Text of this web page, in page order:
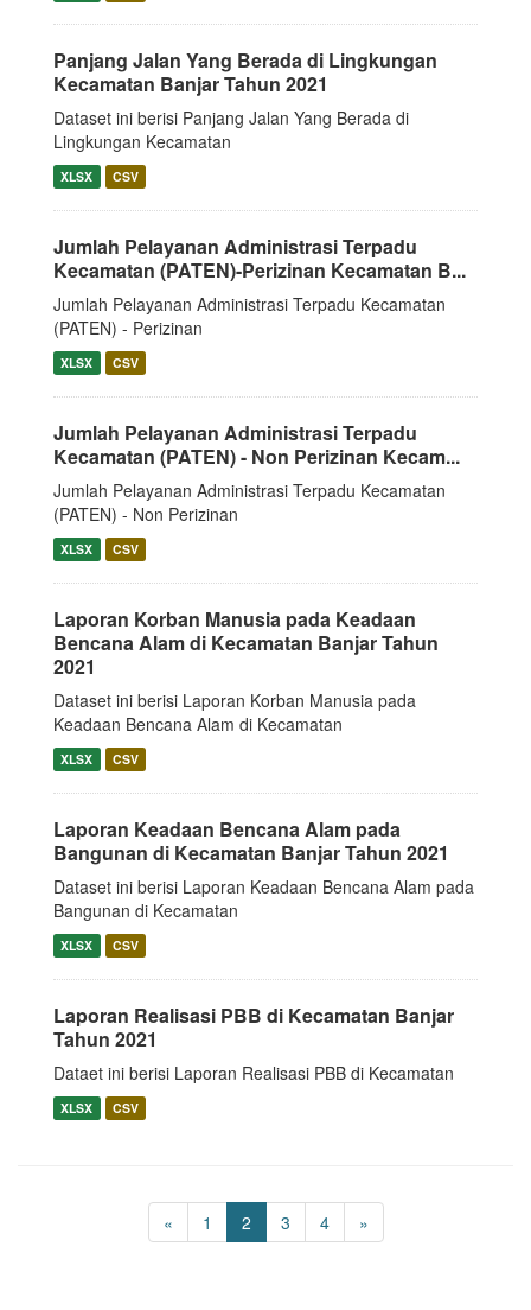
Panjang Jalan Yang Berada di Lingkungan
Kecamatan Banjar Tahun 2021
Dataset ini berisi Panjang Jalan Yang Berada di
Lingkungan Kecamatan
XLSX CSV
Jumlah Pelayanan Administrasi Terpadu
Kecamatan (PATEN)-Perizinan Kecamatan B...
Jumlah Pelayanan Administrasi Terpadu Kecamatan
(PATEN) - Perizinan
XLSX CSV
Jumlah Pelayanan Administrasi Terpadu
Kecamatan (PATEN) - Non Perizinan Kecam...
Jumlah Pelayanan Administrasi Terpadu Kecamatan
(PATEN) - Non Perizinan
XLSX CSV
Laporan Korban Manusia pada Keadaan
Bencana Alam di Kecamatan Banjar Tahun
2021
Dataset ini berisi Laporan Korban Manusia pada
Keadaan Bencana Alam di Kecamatan
XLSX CSV
Laporan Keadaan Bencana Alam pada
Bangunan di Kecamatan Banjar Tahun 2021
Dataset ini berisi Laporan Keadaan Bencana Alam pada
Bangunan di Kecamatan
XLSX CSV
Laporan Realisasi PBB di Kecamatan Banjar
Tahun 2021
Dataet ini berisi Laporan Realisasi PBB di Kecamatan
XLSX CSV
« 1 2 3 4 »